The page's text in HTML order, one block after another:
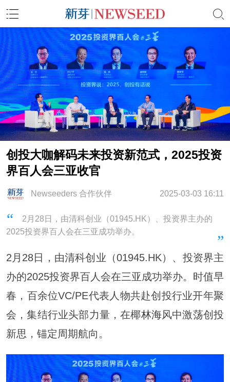
创投大咖解码未来投资新范式，2025投资
界百人会三亚收官
2025-03-03 16:11
Newseeders 合作伙伴
2月28日，由清科创业（01945.HK）、投资界主办的
2025投资界百人会在三亚成功举办。
2月28日，由清科创业（01945.HK）、投资界主
办的2025投资界百人会在三亚成功举办。时值早
春，百余位VC/PE代表人物共赴创投行业开年聚
会，集结行业头部力量，在椰林海风中激荡创投
新思，锚定周期航向。